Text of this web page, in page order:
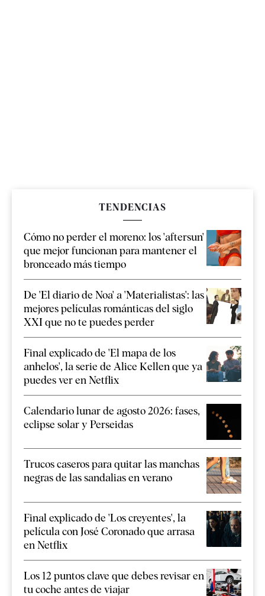
TENDENCIAS
Cómo no perder el moreno: los 'aftersun'
que mejor funcionan para mantener el
bronceado más tiempo
De 'El diario de Noa' a 'Materialistas': las
mejores películas románticas del siglo
XXI que no te puedes perder
Final explicado de 'El mapa de los
anhelos', la serie de Alice Kellen que ya
puedes ver en Netflix
Calendario lunar de agosto 2026: fases,
eclipse solar y Perseidas
Trucos caseros para quitar las manchas
negras de las sandalias en verano
Final explicado de 'Los creyentes', la
película con José Coronado que arrasa
en Netflix
Los 12 puntos clave que debes revisar en
tu coche antes de viajar